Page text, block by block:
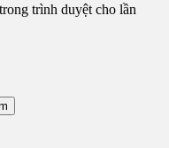
trình duyệt cho lần